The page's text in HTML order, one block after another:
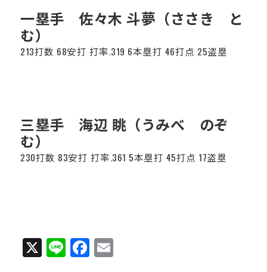
一塁手 佐々木 斗夢（ささき と
む）
213打数 68安打 打率.319 6本塁打 46打点 25盗塁
三塁手 海辺 眺（うみべ のぞ
む）
230打数 83安打 打率.361 5本塁打 45打点 17盗塁
X Li
ne
Fa
ce
運営会社